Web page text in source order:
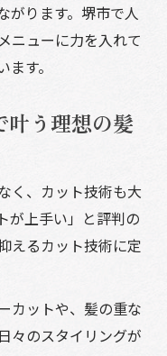
する美容室の選
ス体験と美髪の
女性のヘアケア
人女性の魅力を
力と活用ポイン
手に入れるコツ
がります。堺市で人
ニューに力を入れて
す。
叶う理想の髪
く、カット技術も大
が上手い」と評判の
えるカット技術に定
カットや、髪の重な
々のスタイリングが